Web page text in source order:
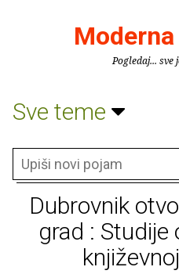
Pogledaj... sve
Sve teme
Dubrovnik
grad : Studije